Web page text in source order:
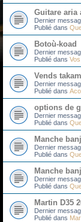
Guitare aria
Dernier
Publié dans
Botoù-koad
Dernier
Publié dans
Vends
Dernier
Publié dans
options de
Dernier
Publié dans
Manche
Dernier
Publié dans
Manche
Dernier
Publié dans
Martin D35
Dernier
Publié dans